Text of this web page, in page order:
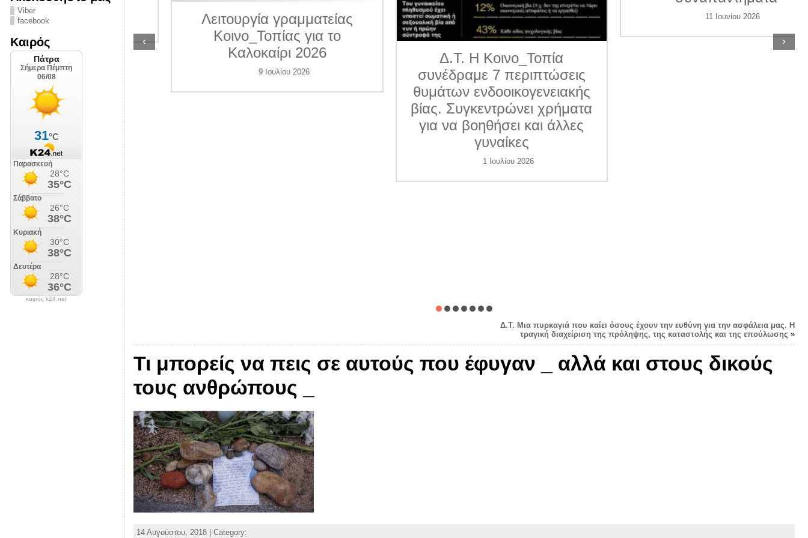
Viber
facebook
Καιρός
καιρός k24.net
Ιουλίου 2026
Λειτουργία γραμματείας
Κοινο_Τοπίας για το
Καλοκαίρι 2026
9 Ιουλίου 2026
Δ.Τ. Η Κοινο_Τοπία
συνέδραμε 7 περιπτώσεις
θυμάτων ενδοοικογενειακής
βίας. Συγκεντρώνει χρήματα
για να βοηθήσει και άλλες
γυναίκες
1 Ιουλίου 2026
11 Ιουνίου 2026
‹ ›
Δ.Τ. Μια πυρκαγιά που καίει όσους έχουν την ευθύνη για την ασφάλεια μας. Η
τραγική διαχείριση της πρόληψης, της καταστολής και της επούλωσης »
Τι μπορείς να πεις σε αυτούς που έφυγαν _ αλλά και στους δικούς
τους ανθρώπους _
14 Αυγούστου, 2018 | Category: